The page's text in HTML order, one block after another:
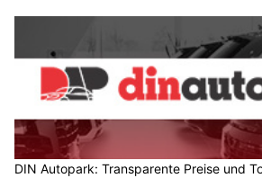
DIN Autopark: Transparente Preise und